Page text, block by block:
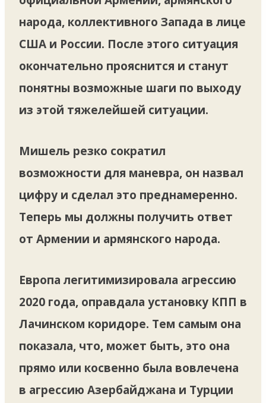
народа, коллективного Запада в лице
США и России. После этого ситуация
окончательно прояснится и станут
понятны возможные шаги по выходу
из этой тяжелейшей ситуации.
Мишель резко сократил
возможности для маневра, он назвал
цифру и сделал это преднамеренно.
Теперь мы должны получить ответ
от Армении и армянского народа.
Европа легитимизировала агрессию
2020 года, оправдала установку КПП в
Лачинском коридоре. Тем самым она
показала, что, может быть, это она
прямо или косвенно была вовлечена
в агрессию Азербайджана и Турции